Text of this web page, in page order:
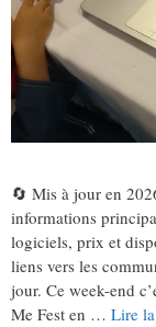
🔄 Mis à jour en
informations
logiciels, prix et
liens vers les
jour. Ce week-end
Me Fest en … Lire